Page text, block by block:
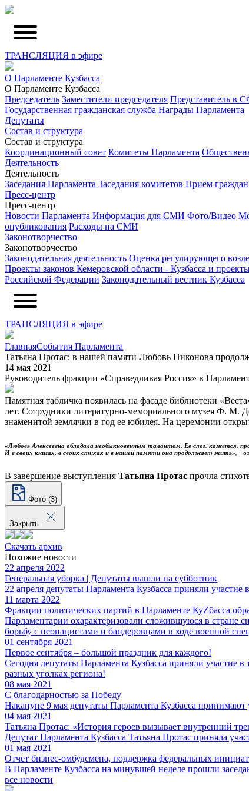
ТРАНСЛЯЦИЯ в эфире
О Парламенте Кузбасса
О Парламенте Кузбасса
Председатель Заместители председателя Представитель в
Государственная гражданская служба Награды Парламента
Депутаты
Состав и структура
Состав и структура
Координационный совет Комитеты Парламента
Деятельность
Деятельность
Заседания Парламента Заседания комитетов Прием граждан
Пресс-центр
Пресс-центр
Новости Парламента Информация для СМИ Фото/Видео
опубликования Расходы на СМИ
Законотворчество
Законотворчество
Законодательная деятельность Оценка регулирующего
Проекты законов Кемеровской области - Кузбасса и
Российской Федерации Законодательный вестник Кузбасса
ТРАНСЛЯЦИЯ в эфире
ГлавнаяСобытия Парламента
Татьяна Протас: в нашей памяти Любовь Никонова
14 мая 2021
Руководитель фракции «Справедливая Россия» в
Памятная табличка появилась на фасаде библиотеки
лет. Сотрудники литературно-мемориального музея Ф. М.
знаменитой землячки в год ее юбилея. На церемонии
«Любовь Алексеевна обладала необыкновенным талантом. Ее слог, кажется,
И в своих книгах, в своих стихах и в нашей памяти она продолжает жить», -
В завершение выступления Татьяна Протас прочла
Фото (3)
Закрыть
Скачать архив
Похожие новости
22 апреля 2022
Генеральная уборка | Депутаты вышли на субботник
22 апреля депутаты Парламента Кузбасса приняли участие
11 марта 2022
Фракции политических партий в Парламенте КуZбасса
Парламентарии охарактеризовали сложившуюся в стране
борьбу с неонацистами и бандеровцами в ходе военной
01 сентября 2021
Первое сентября – большой праздник для каждого!
Сегодня депутаты Парламента Кузбасса приняли участие
разных уголках региона!
08 мая 2021
С благодарностью за Победу
Накануне 9 мая депутаты Парламента Кузбасса
04 мая 2021
Татьяна Протас: «История героев вызывает внутренний
Депутат Парламента Кузбасса Татьяна Протас приняла
01 мая 2021
Отчет бизнес-омбудсмена, поддержка федеральных
В Парламенте Кузбасса на минувшей неделе прошли
все новости